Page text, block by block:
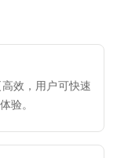
效，用户可快速
验。